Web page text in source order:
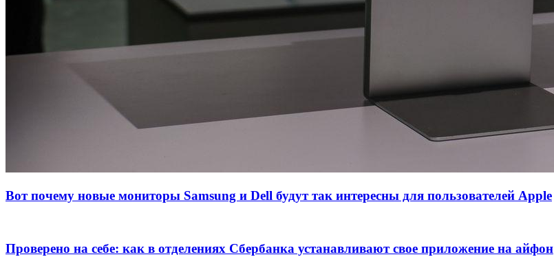
Вот почему новые мониторы Samsung и Dell будут так интересны для пользователей Apple
Проверено на себе: как в отделениях Сбербанка устанавливают свое приложение на айфон